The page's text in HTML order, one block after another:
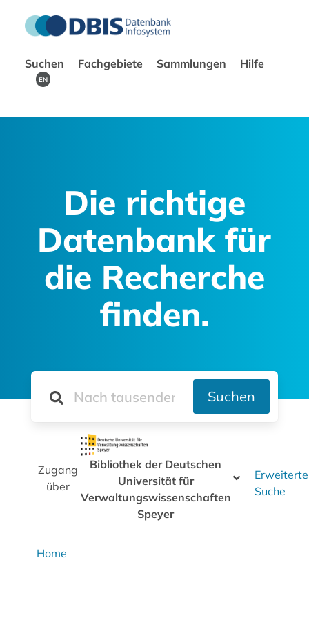
Suchen Fachgebiete Sammlungen Hilfe
EN
Die richtige
Datenbank für
die Recherche
finden.
Suchen
Zugang
über
Bibliothek der Deutschen
Universität für
Verwaltungswissenschaften
Speyer
Erweiterte
Suche
Home